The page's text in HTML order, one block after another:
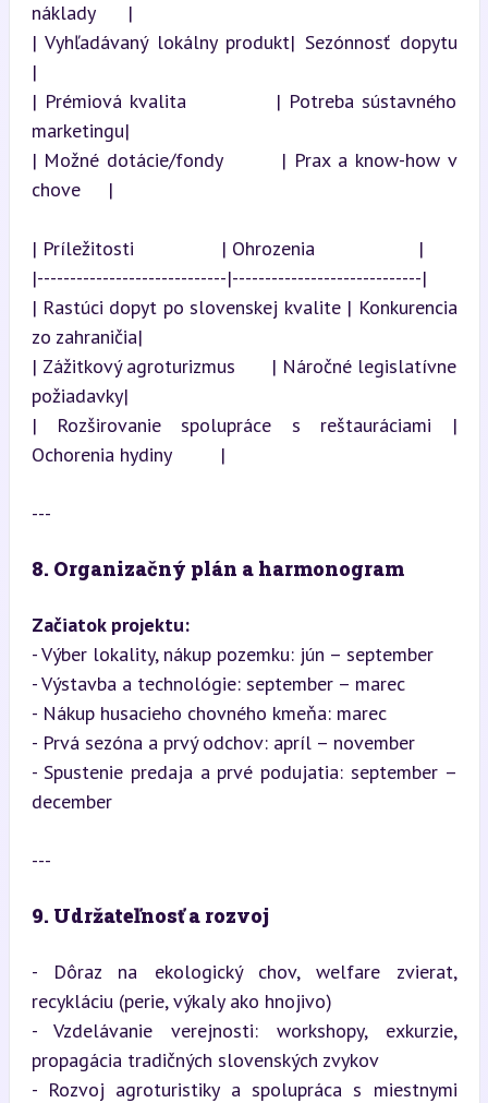
náklady      |
| Vyhľadávaný lokálny produkt| Sezónnosť dopytu
|
| Prémiová kvalita           | Potreba sústavného
marketingu|
| Možné dotácie/fondy        | Prax a know-how v
chove     |
| Príležitosti                | Ohrozenia                   |
|-----------------------------|-----------------------------|
| Rastúci dopyt po slovenskej kvalite | Konkurencia
zo zahraničia|
| Zážitkový agroturizmus      | Náročné legislatívne
požiadavky|
| Rozširovanie spolupráce s reštauráciami |
Ochorenia hydiny         |
---
8. Organizačný plán a harmonogram
Začiatok projektu:
- Výber lokality, nákup pozemku: jún – september
- Výstavba a technológie: september – marec
- Nákup husacieho chovného kmeňa: marec
- Prvá sezóna a prvý odchov: apríl – november
- Spustenie predaja a prvé podujatia: september –
december
---
9. Udržateľnosť a rozvoj
- Dôraz na ekologický chov, welfare zvierat,
recykláciu (perie, výkaly ako hnojivo)
- Vzdelávanie verejnosti: workshopy, exkurzie,
propagácia tradičných slovenských zvykov
- Rozvoj agroturistiky a spolupráca s miestnymi